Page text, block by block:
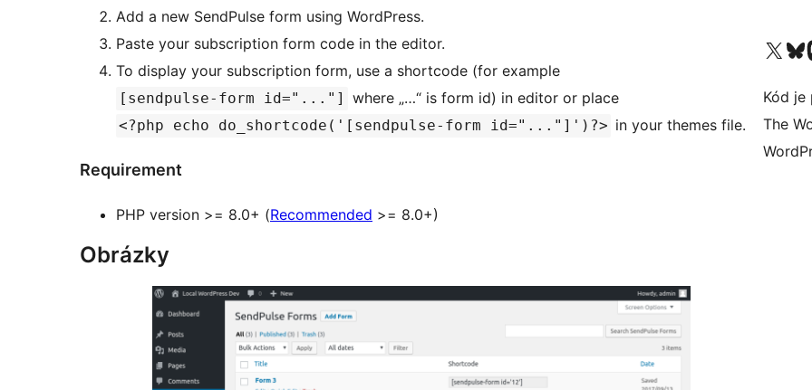
Add a new SendPulse form using WordPress.
Paste your subscription form code in the editor.
To display your subscription form, use a shortcode (for example
[sendpulse-form id="..."] where „…“ is form id) in editor or place
<?php echo do_shortcode('[sendpulse-form id="..."]')?> in your themes file.
Requirement
PHP version >= 8.0+ (Recommended >= 8.0+)
Obrázky
Navštívte náš účet na
Navštívte
Kód je
The